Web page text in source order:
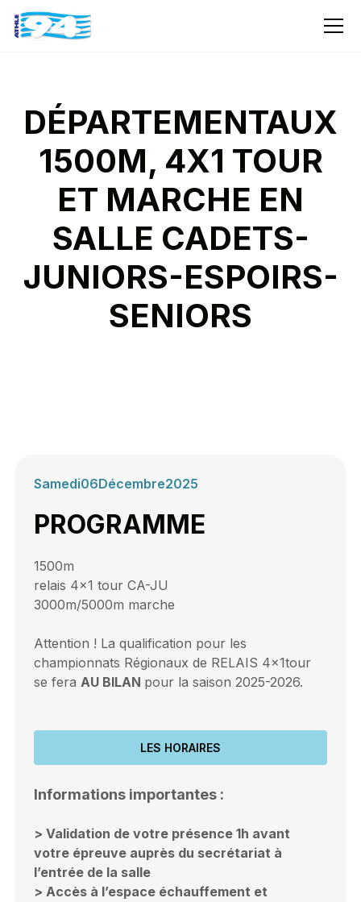
DÉPARTEMENTAUX
1500M, 4X1 TOUR
ET MARCHE EN
SALLE CADETS-
JUNIORS-ESPOIRS-
SENIORS
Samedi06Décembre2025
PROGRAMME
1500m
relais 4x1 tour CA-JU
3000m/5000m marche
Attention ! La qualification pour les
championnats Régionaux de RELAIS 4x1tour
se fera AU BILAN pour la saison 2025-2026.
LES HORAIRES
Informations importantes :
> Validation de votre présence 1h avant
votre épreuve auprès du secrétariat à
l’entrée de la salle
> Accès à l’espace échauffement et